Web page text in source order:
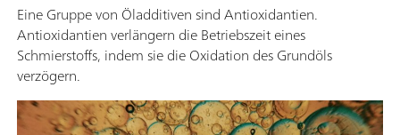
Eine Gruppe von Öladditiven sind Antioxidantien.
Antioxidantien verlängern die Betriebszeit eines
Schmierstoffs, indem sie die Oxidation des Grundöls
verzögern.